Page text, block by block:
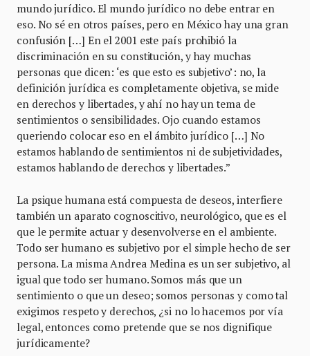
mundo jurídico. El mundo jurídico no debe entrar en
eso. No sé en otros países, pero en México hay una gran
confusión […] En el 2001 este país prohibió la
discriminación en su constitución, y hay muchas
personas que dicen: ‘es que esto es subjetivo’: no, la
definición jurídica es completamente objetiva, se mide
en derechos y libertades, y ahí no hay un tema de
sentimientos o sensibilidades. Ojo cuando estamos
queriendo colocar eso en el ámbito jurídico […] No
estamos hablando de sentimientos ni de subjetividades,
estamos hablando de derechos y libertades.”
La psique humana está compuesta de deseos, interfiere
también un aparato cognoscitivo, neurológico, que es el
que le permite actuar y desenvolverse en el ambiente.
Todo ser humano es subjetivo por el simple hecho de ser
persona. La misma Andrea Medina es un ser subjetivo, al
igual que todo ser humano. Somos más que un
sentimiento o que un deseo; somos personas y como tal
exigimos respeto y derechos, ¿si no lo hacemos por vía
legal, entonces como pretende que se nos dignifique
jurídicamente?